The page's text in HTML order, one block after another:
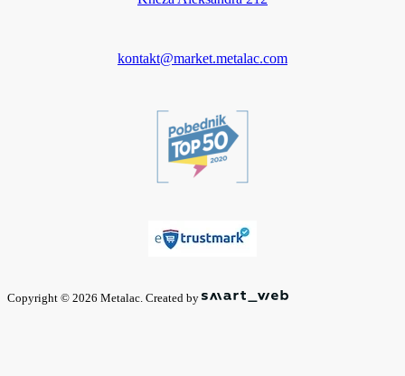
kontakt@market.metalac.com
Copyright © 2026 Metalac. Created by